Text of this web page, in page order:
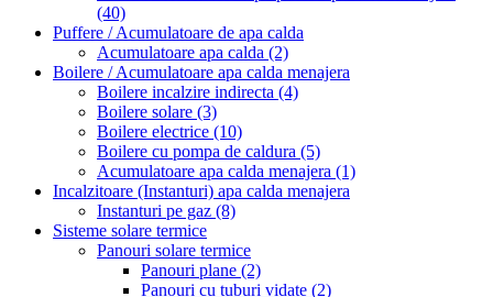
(40)
Puffere / Acumulatoare de apa calda
Acumulatoare apa calda (2)
Boilere / Acumulatoare apa calda menajera
Boilere incalzire indirecta (4)
Boilere solare (3)
Boilere electrice (10)
Boilere cu pompa de caldura (5)
Acumulatoare apa calda menajera (1)
Incalzitoare (Instanturi) apa calda menajera
Instanturi pe gaz (8)
Sisteme solare termice
Panouri solare termice
Panouri plane (2)
Panouri cu tuburi vidate (2)